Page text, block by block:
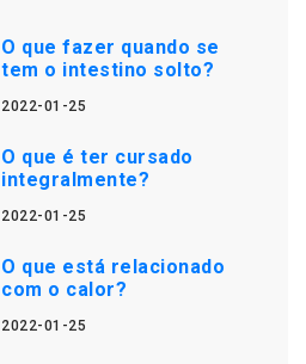
O que fazer quando se
tem o intestino solto?
2022-01-25
O que é ter cursado
integralmente?
2022-01-25
O que está relacionado
com o calor?
2022-01-25